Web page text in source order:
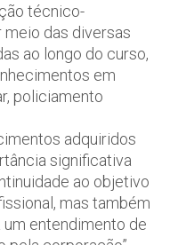
técnico-
das diversas
ao longo do curso,
em
policiamento
adquiridos
significativa
ao objetivo
mas também
entendimento de